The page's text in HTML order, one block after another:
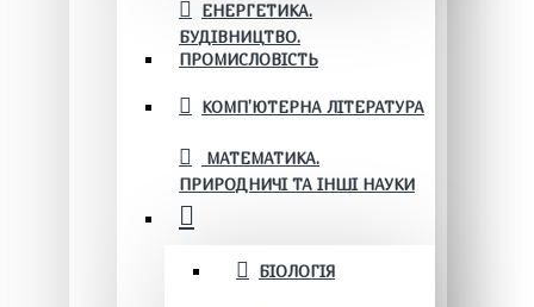
ЕНЕРГЕТИКА.
БУДІВНИЦТВО.
ПРОМИСЛОВІСТЬ
КОМП'ЮТЕРНА ЛІТЕРАТУРА
МАТЕМАТИКА.
ПРИРОДНИЧІ ТА ІНШІ НАУКИ
БІОЛОГІЯ